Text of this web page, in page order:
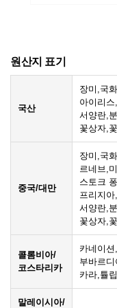
원산지 표기
국산
장미,국
아이리
서양란,
꽃상자,
중국/대만
장미,국
르네브,
스토크
프리지
서양란,
꽃상자,
콜롬비아/
코스타리카
카네이
부바르
카라,튤립
말레이시아/